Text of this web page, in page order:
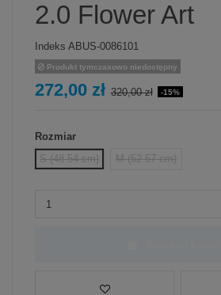
2.0 Flower Art
Indeks ABUS-0086101
Produkt tymczasowo niedostępny
272,00 zł 320,00 zł -15%
Rozmiar
S (48-54 cm)
M (52-57 cm)